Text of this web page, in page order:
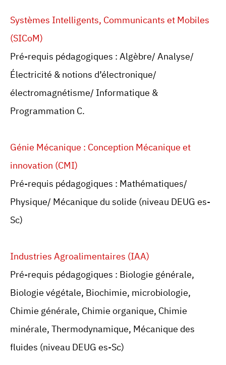
Systèmes Intelligents, Communicants et Mobiles
(SICoM)
Pré-requis pédagogiques : Algèbre/ Analyse/
Électricité & notions d’électronique/
électromagnétisme/ Informatique &
Programmation C.
Génie Mécanique : Conception Mécanique et
innovation (CMI)
Pré-requis pédagogiques : Mathématiques/
Physique/ Mécanique du solide (niveau DEUG es-
Sc)
Industries Agroalimentaires (IAA)
Pré-requis pédagogiques : Biologie générale,
Biologie végétale, Biochimie, microbiologie,
Chimie générale, Chimie organique, Chimie
minérale, Thermodynamique, Mécanique des
fluides (niveau DEUG es-Sc)